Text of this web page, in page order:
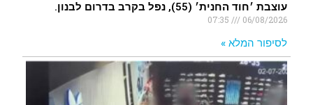
עוצבת ׳חוד החנית׳ (55), נפל בקרב בדרום לבנון.
06/08/2026
לסיפור המלא »